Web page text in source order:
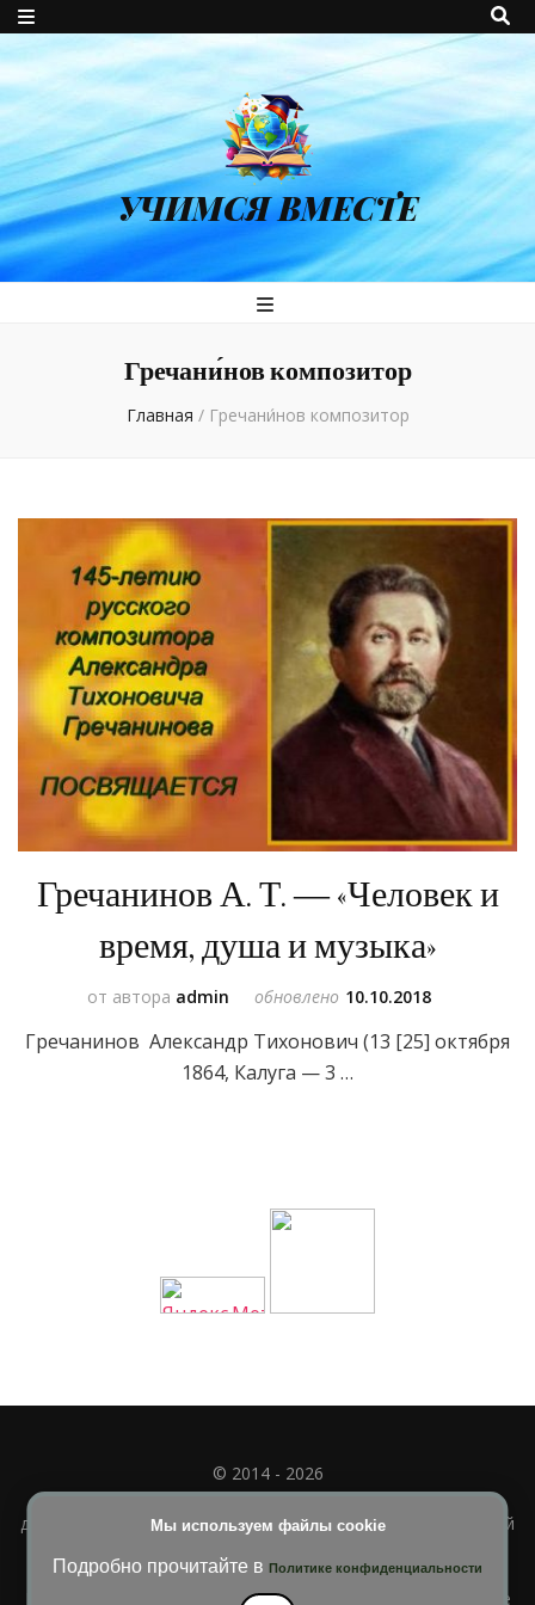
УЧИМСЯ ВМЕСТЕ
Гречани́нов композитор
Главная / Гречани́нов композитор
Гречанинов А. Т. — «Человек и
время, душа и музыка»
от автора admin обновлено 10.10.2018
Гречанинов Александр Тихонович (13 [25] октября
1864, Калуга — 3 …
Мы используем файлы cookie
Подробно прочитайте в Политике конфиденциальности
© 2014 - 2026
Полное или частичное использование материала
допускается только при наличии активной и индексируемой
Blossom Diva | РазработанаТемы Blossom . На платформе